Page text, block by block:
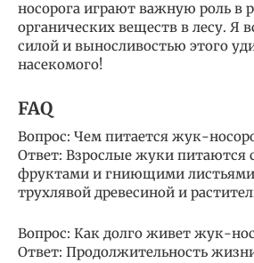
носорога играют важную роль в
органических веществ в лесу. Я
силой и выносливостью этого
насекомого!
FAQ
Вопрос: Чем питается жук-
Ответ: Взрослые жуки питаются
фруктами и гниющими
трухлявой древесиной и
Вопрос: Как долго живет жук-
Ответ: Продолжительность